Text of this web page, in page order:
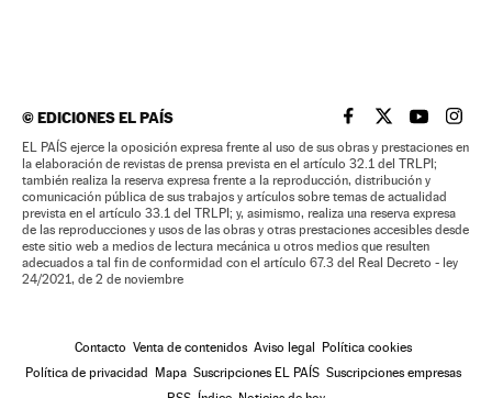
©EDICIONES EL PAÍS EL PAÍS BRASIL EN
EL PAÍSEL PAÍS
EL
EL PAÍS ejerce la oposición expresa frente al uso de sus obras y prestaciones en
la elaboración de revistas de prensa prevista en el artículo 32.1 del TRLPI;
también realiza la reserva expresa frente a la reproducción, distribución y
comunicación pública de sus trabajos y artículos sobre temas de actualidad
prevista en el artículo 33.1 del TRLPI; y, asimismo, realiza una reserva expresa
de las reproducciones y usos de las obras y otras prestaciones accesibles desde
este sitio web a medios de lectura mecánica u otros medios que resulten
adecuados a tal fin de conformidad con el artículo 67.3 del Real Decreto - ley
24/2021, de 2 de noviembre
Contacto Venta de contenidos Aviso legal Política cookies
Política de privacidad Mapa Suscripciones EL PAÍS Suscripciones empresas